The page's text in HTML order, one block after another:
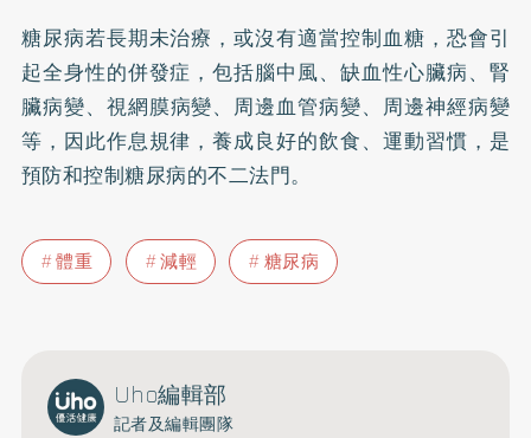
糖尿病若長期未治療，或沒有適當控制血糖，恐會引
起全身性的併發症，包括腦中風、缺血性心臟病、 腎
臟病變、視網膜病變、周邊血管病變、周邊神經病變
等，因此作息規律，養成良好的飲食、運動習慣，是
預防和控制糖尿病的不二法門。
體重 減輕 糖尿病
Uho編輯部
記者及編輯團隊